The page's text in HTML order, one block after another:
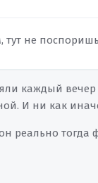
тут не
каждый вечер
И ни как
реально тогда